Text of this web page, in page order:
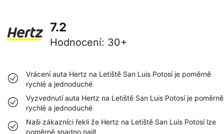
7.2
Hodnocení: 30+
Vrácení auta Hertz na Letiště San Luis Potosí je poměrně
rychlé a jednoduché
Vyzvednutí auta Hertz na Letiště San Luis Potosí je poměrně
rychlé a jednoduché
Naši zákazníci řekli že Hertz na Letiště San Luis Potosí lze
poměrně snadno najít